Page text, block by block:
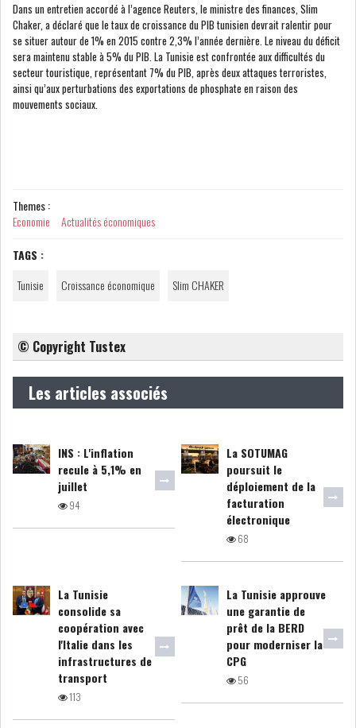
LE CMF ET LA BANQUE DE
FRANCE RENFORCENT...
COTATION ET ANALYSES
FICHES SOCIÉTÉS
COURS DU JOUR
ANALYSE HEBDOMADAIRE
ARCHIVES DES COURS
HISTORIQUE ANALYSES HEBDOMADAIRES
SICAV
Dans un entretien accordé à l’agence Reuters, le ministre des finances, Slim
Chaker, a déclaré que le taux de croissance du PIB tunisien devrait ralentir pour
se situer autour de 1% en 2015 contre 2,3% l’année dernière. Le niveau du déficit
sera maintenu stable à 5% du PIB. La Tunisie est confrontée aux difficultés du
secteur touristique, représentant 7% du PIB, après deux attaques terroristes,
ainsi qu’aux perturbations des exportations de phosphate en raison des
mouvements sociaux.
Themes :
Economie
Actualités économiques
TAGS :
Tunisie
Croissance économique Slim CHAKER
© Copyright Tustex
Les articles associés
INS : L'inflation
recule à 5,1% en
juillet
94
La SOTUMAG
poursuit le
déploiement de la
facturation
électronique
68
La Tunisie
consolide sa
coopération avec
l'Italie dans les
infrastructures de
transport
113
La Tunisie approuve
une garantie de
prêt de la BERD
pour moderniser la
CPG
56